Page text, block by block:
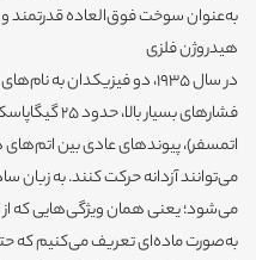
به‌عنوان سوخت فوق‌العاده
هیدروژن فلزی
در سال 1935، دو فیزیکدان
اتمسفر)، پیوندهای عادی بین
می‌توانند آزدانه حرکت کنند. به زبان
می‌شود؛ یعنی همان ویژگی‌هایی که از
به‌صورت ماده‌ای تعریف می‌کنیم که